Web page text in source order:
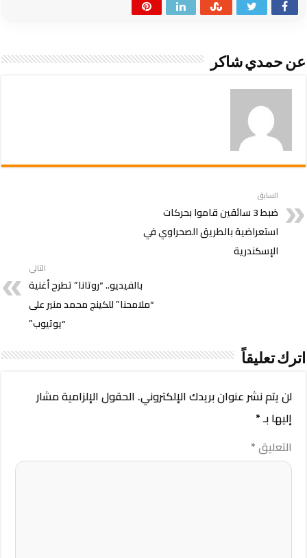
عن حمدي شاكر
السابق
ضبط 3 سائقين قاموا بحركات
استعراضية بالطريق الصحراوي في
الإسكندرية
التالي
بالفيديو.. “روتانا” تطرح أغنية
“ملامحنا” للكينج محمد منير على
“يوتيوب”
اترك تعليقاً
لن يتم نشر عنوان بريدك الإلكتروني. الحقول الإلزامية مشار
إليها بـ*
التعليق*